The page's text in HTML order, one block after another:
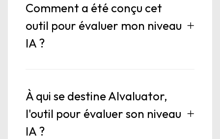
Comment a été conçu cet
outil pour évaluer mon niveau
IA ?
À qui se destine AIvaluator,
l'outil pour évaluer son niveau
IA ?